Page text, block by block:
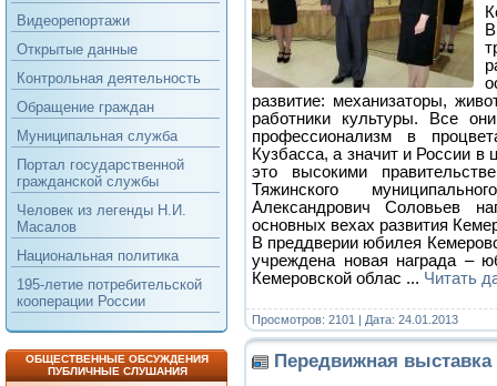
Видеорепортажи
Открытые данные
Контрольная деятельность
Обращение граждан
Муниципальная служба
Портал государственной
гражданской службы
Человек из легенды Н.И.
Масалов
Национальная политика
195-летие потребительской
кооперации России
ОБЩЕСТВЕННЫЕ ОБСУЖДЕНИЯ
ПУБЛИЧНЫЕ СЛУШАНИЯ
развитие: механизаторы,
работники культуры. Все
профессионализм в
Кузбасса, а значит и России
это высокими
Тяжинского
Александрович Соловьев
основных вехах развития
В преддверии юбилея
учреждена новая награда –
Кемеровской облас ... Читать
Просмотров: 2101 | Дата: 24.01.2013
Передвижная выставка